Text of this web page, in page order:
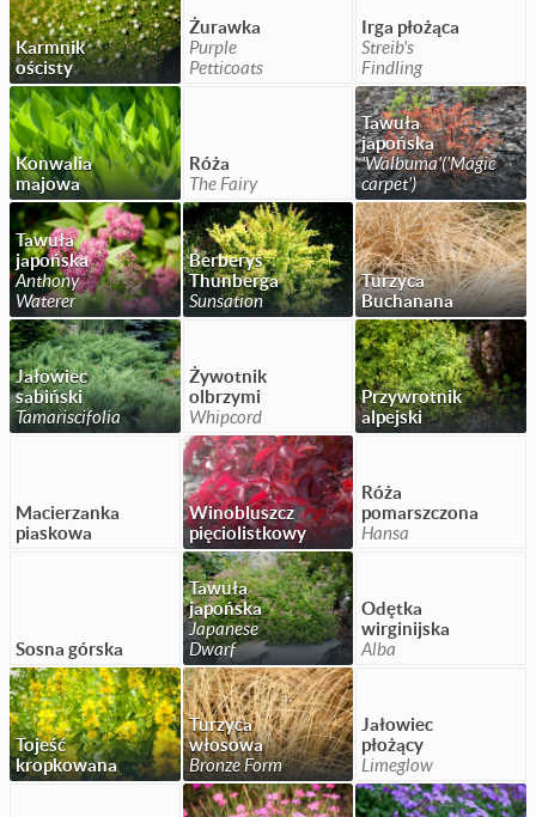
Karmnik
ościsty
Żurawka
Purple
Petticoats
Irga płożąca
Streib's
Findling
Konwalia
majowa
Róża
The Fairy
Tawuła
japońska
'Walbuma'('Magic
carpet')
Tawuła
japońska
Anthony
Waterer
Berberys
Thunberga
Sunsation
Turzyca
Buchanana
Jałowiec
sabiński
Tamariscifolia
Żywotnik
olbrzymi
Whipcord
Przywrotnik
alpejski
Macierzanka
piaskowa
Winobluszcz
pięciolistkowy
Róża
pomarszczona
Hansa
Sosna górska
Tawuła
japońska
Japanese
Dwarf
Odętka
wirginijska
Alba
Tojeść
kropkowana
Turzyca
włosowa
Bronze Form
Jałowiec
płożący
Limeglow